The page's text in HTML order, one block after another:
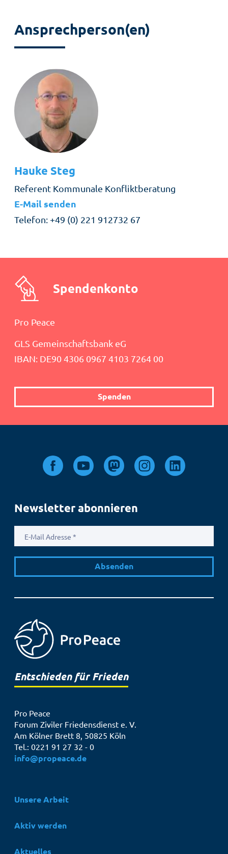
Ansprechperson(en)
Hauke Steg
Rolle
Referent Kommunale Konfliktberatung
E-Mail senden
Telefon +49 (0) 221 912732 67
Spendenkonto
Pro Peace
GLS Gemeinschaftsbank eG
IBAN: DE90 4306 0967 4103 7264 00
Spenden
Newsletter abonnieren
Mail
Adresse
Entschieden für Frieden
Pro Peace
Forum Ziviler Friedensdienst e. V.
Am Kölner Brett 8, 50825 Köln
Tel.: 0221 91 27 32 - 0
info@propeace.de
Hauptnavigation
Unsere Arbeit
Aktiv werden
Aktuelles